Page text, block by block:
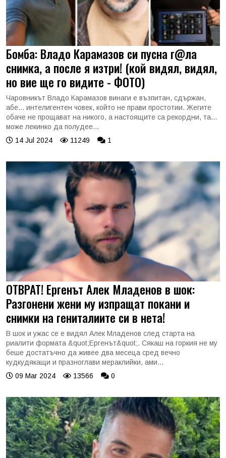
Бомба: Владо Карамазов си пусна г@ла
снимка, а после я изтри! (кой видял, видял,
но вие ще го видите - ФОТО)
Чаровникът Владо Карамазов винаги е възпитан, сдържан,
абе... интелигентен човек, който не прави простотии. Жегите
обаче не прощават на никого, а настоящите са рекордни, та...
може лекинко да полудее...
14 Jul 2024
11249 1
ОТВРАТ! Ергенът Алек Младенов в шок:
Разгонени жени му изпращат покани и
снимки на гениталиите си в нета!
В шок и ужас се е видял Алек Младенов след старта на
риалити формата &quot;Ергенът&quot;. Сякаш на горкия не му
беше достатъчно да живее два месеца сред вечно
кудкудякащи и празноглави мераклийки, ами...
09 Mar 2024
13566 0